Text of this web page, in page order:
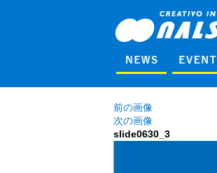
前の画像
次の画像
slide0630_3